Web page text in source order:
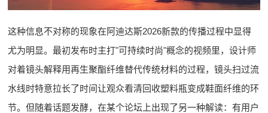
这种信息不对称的现象在阿迪达斯2026新款的传播过程中显得
尤为明显。最初发布时主打"可持续时尚"概念的视频里，设计师
对着镜头解释用再生聚酯纤维替代传统材料的过程，镜头扫过流
水线时特意拉长了时间让观众看清回收塑料瓶变成鞋面纤维的环
节。但随着话题发酵，在某个论坛上出现了另一种解读：有用户